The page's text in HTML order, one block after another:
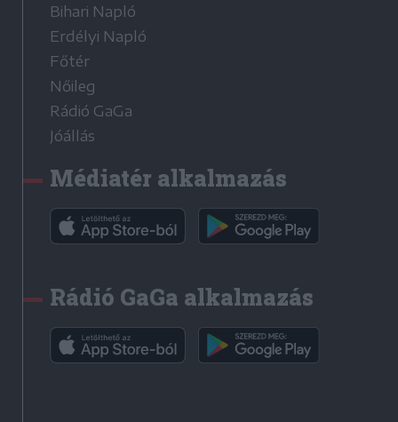
Bihari Napló
Erdélyi Napló
Főtér
Nőileg
Rádió GaGa
Jóállás
Médiatér alkalmazás
Rádió GaGa alkalmazás